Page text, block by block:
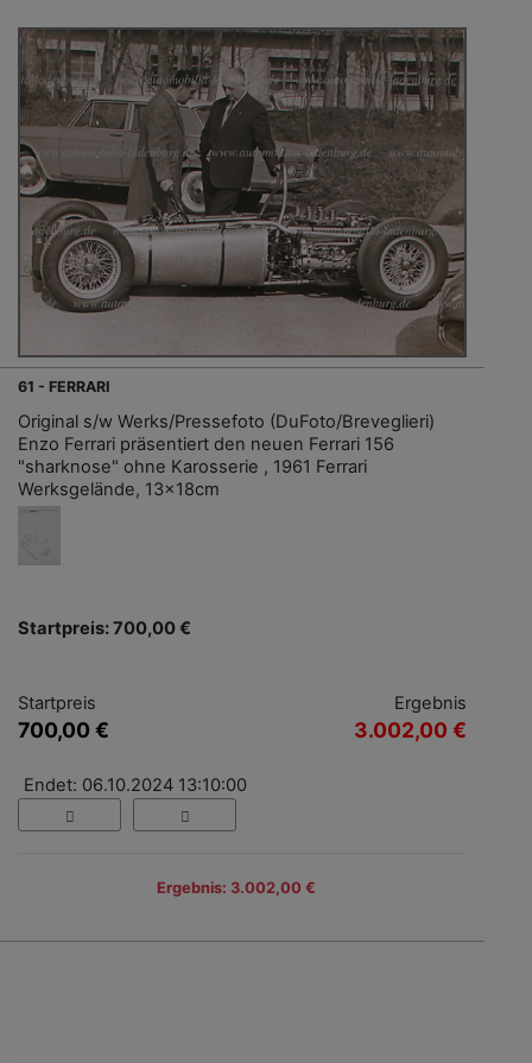
61 - FERRARI
Original s/w Werks/Pressefoto (DuFoto/Breveglieri)
Enzo Ferrari präsentiert den neuen Ferrari 156
"sharknose" ohne Karosserie , 1961 Ferrari
Werksgelände, 13x18cm
Startpreis: 700,00 €
Startpreis
700,00 €
Ergebnis
3.002,00 €
Endet: 06.10.2024 13:10:00
Ergebnis: 3.002,00 €